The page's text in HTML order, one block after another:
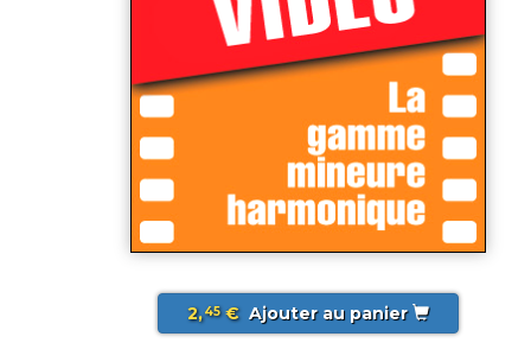
2,45€ Ajouter au panier